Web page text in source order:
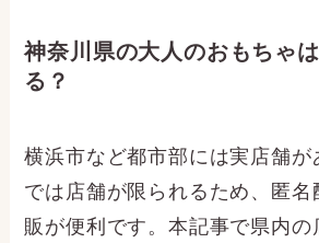
※ 上記は18歳以上向けショップへの広告（
神奈川県で大人のおもち
よくある質問